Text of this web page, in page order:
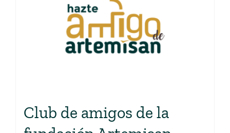
Club de amigos de la